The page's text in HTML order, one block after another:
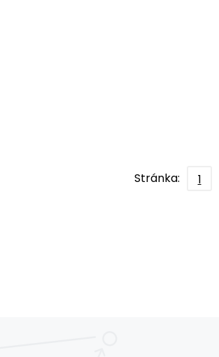
Stránka: 1